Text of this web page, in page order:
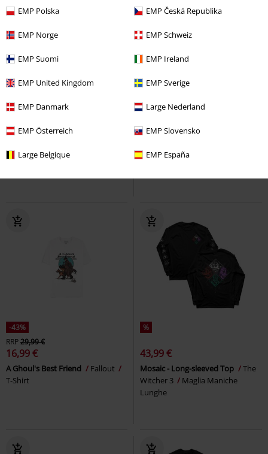
EMP Polska EMP Česká Republika
EMP Norge EMP Schweiz
EMP Suomi EMP Ireland
EMP United Kingdom EMP Sverige
EMP Danmark Large Nederland
EMP Österreich EMP Slovensko
Large Belgique EMP España
35,19 €
Felpa
RRP
37,99 €
21,59 €
Fallout
T-Shirt
-43%
RRP29,99 €
16,99 €
A Ghoul's Best Friend
Fallout
T-Shirt
%
43,99 €
Mosaic - Long-sleeved Top
The
Witcher 3
Maglia Maniche
Lunghe